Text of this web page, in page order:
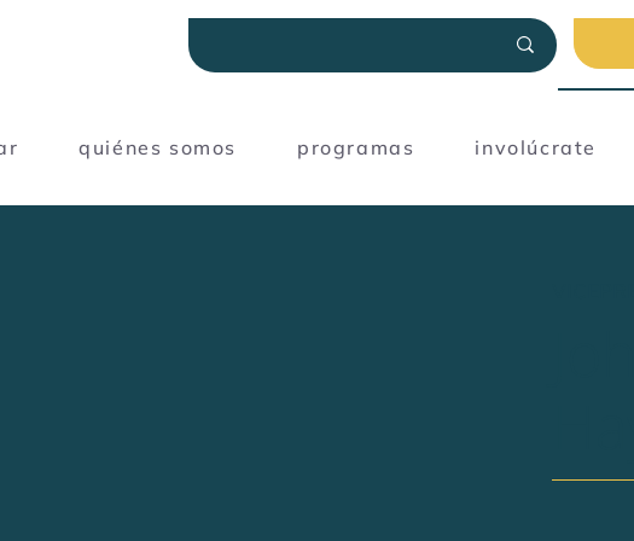
quiénes somos programas involúcrate